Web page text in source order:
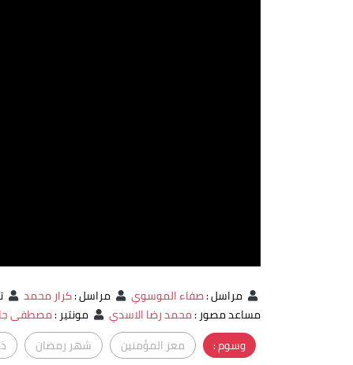
مراسل:صفاء الموسوي مراسل:كرار محمد
مساعد مصور:محمد رضا الاسدي مونتير:مصطفى
وسوم :
معز المؤمنين شهر رمضان